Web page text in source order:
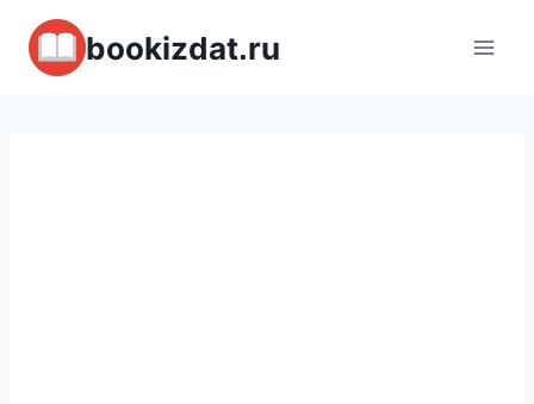
Перейти
содержимому
bookizdat.ru